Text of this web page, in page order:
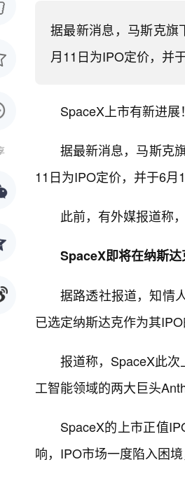
据最新消息，马斯克旗
月11日为IPO定价，并
SpaceX上市有新进展！
据最新消息，马斯克
11日为IPO定价，并于6月
此前，有外媒报道称
SpaceX即将在纳斯
据路透社报道，知情
已选定纳斯达克作为其IPO
报道称，SpaceX此
工智能领域的两大巨头
SpaceX的上市正值
响，IPO市场一度陷入困境